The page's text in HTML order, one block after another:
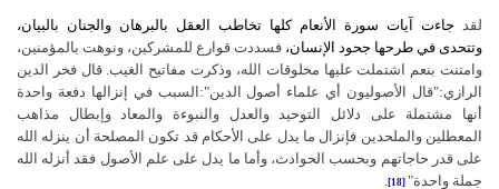
لقد جاءت آيات سورة الأنعام كلها تخاطب العقل بالبرهان والجنان بالبيان،
وتتحدى في طرحها جحود الإنسان، فسددت قوارع للمشركين، ونوهت بالمؤمنين،
وامتنت بنعم اشتملت عليها مخلوقات الله، وذكرت مفاتيح الغيب. قال فخر الدين
الرازي:"قال الأصوليون أي علماء أصول الدين":السبب في إنزالها دفعة واحدة
أنها مشتملة على دلائل التوحيد والعدل والنبوءة والمعاد وإبطال مذاهب
المعطلين والملحدين فإنزال ما يدل على الأحكام قد تكون المصلحة أن ينزله الله
على قدر حاجاتهم وبحسب الحوادث، وأما ما يدل على علم الأصول فقد أنزله الله
جملة واحدة" [18]
.